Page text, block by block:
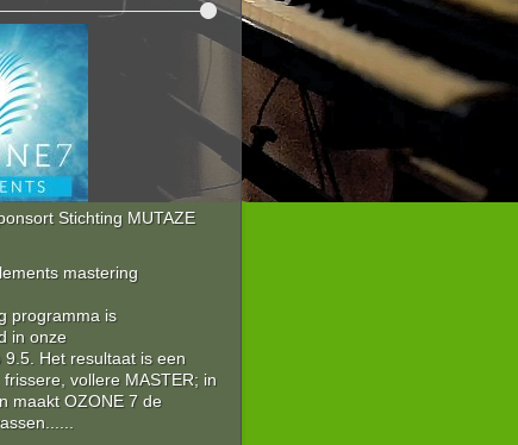
Stichting MUTAZE
mastering
programma is
in onze
9.5. Het resultaat is een
vollere MASTER; in
maakt OZONE 7 de